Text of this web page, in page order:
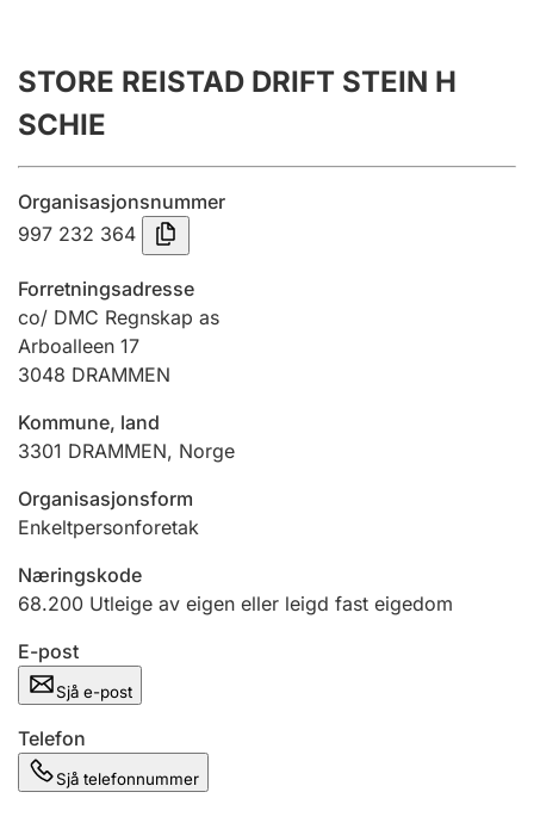
Årsrekneskap
Innsending og forseinkingsgebyr
Tinglysing
Jeger
Betaling og jegeravgiftskort
Ektepaktrettleiaren
Andre tema
STORE REISTAD DRIFT STEIN H
SCHIE
Organisasjonsnummer
997 232 364
Forretningsadresse
co/ DMC Regnskap as
Arboalleen 17
3048 DRAMMEN
Kommune, land
3301 DRAMMEN, Norge
Organisasjonsform
Enkeltpersonforetak
Næringskode
68.200 Utleige av eigen eller leigd fast eigedom
E-post
Sjå e-post
Telefon
Sjå telefonnummer